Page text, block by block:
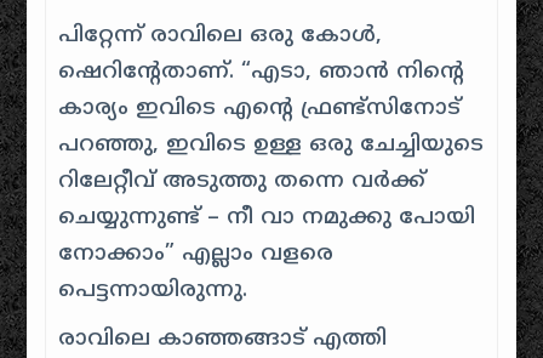
പിറ്റേന്ന് രാവിലെ ഒരു കോള്‍,
ഷെറിന്റേതാണ്‌. “എടാ, ഞാന്‍ നിന്റെ
കാര്യം ഇവിടെ എന്റെ ഫ്രണ്ട്‌സിനോട്
പറഞ്ഞു, ഇവിടെ ഉള്ള ഒരു ചേച്ചിയുടെ
റിലേറ്റീവ് അടുത്തു തന്നെ വര്‍ക്ക്
ചെയ്യുന്നുണ്ട് – നീ വാ നമുക്കു പോയി
നോക്കാം” എല്ലാം വളരെ
പെട്ടന്നായിരുന്നു.
രാവിലെ കാഞ്ഞങ്ങാട് എത്തി